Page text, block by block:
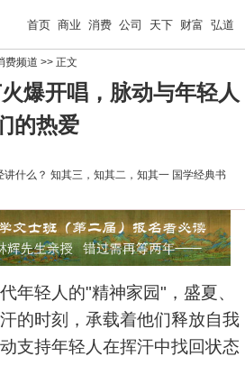
首页 商业 消费 公司 天下 财富 弘道
费频道 >> 正文
爆开唱，脉动与年轻人
的热爱
讲什么？ 知其三，知其二，知其一 国学经典书
轻人的"精神家园"，盛夏、
的时刻，承载着他们释放自我
支持年轻人在挥汗中找回状态